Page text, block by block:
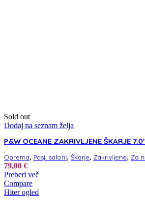
Sold out
Dodaj na seznam želja
P&W OCEANE ZAKRIVLJENE ŠKARJE
Oprema, Pasji saloni, Škarje, Zakrivljene, Za
79,00 €
Preberi več
Compare
Hiter ogled